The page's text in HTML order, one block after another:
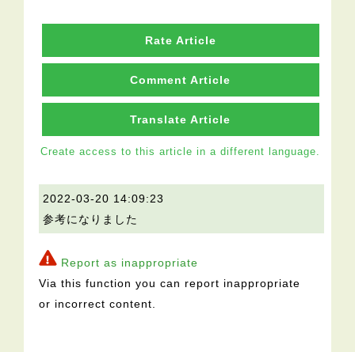
Rate Article
Comment Article
Translate Article
Create access to this article in a different language.
2022-03-20 14:09:23
参考になりました
Report as inappropriate
Via this function you can report inappropriate
or incorrect content.